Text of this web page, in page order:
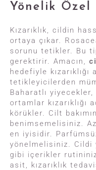
Yönelik Özel
Kızarıklık, cildin
ortaya çıkar.
sorunu tetikler. Bu
gerektirir. Amacın,
hedefiyle
tetikleyicilerden
Baharatlı yiyecekler,
ortamlar kızarıklığı
körükler. Cilt
benimsemelisiniz.
en iyisidir.
yönelmelisiniz. Cildi
gibi içerikler
asit, kızarıklık